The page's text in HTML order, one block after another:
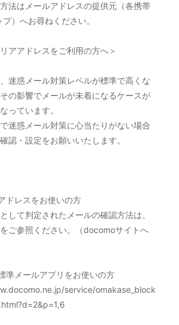
法はメールアドレスの提供元（各携帯
）へお尋ねください。
アアドレスをご利用の方へ＞
迷惑メール対策レベルが標準で高くな
の影響でメールが未着になるケースが
っています。
迷惑メール対策に心当たりがない場合
認・設定をお願いいたします。
ドレスをお使いの方
して判定されたメールの確認方法は、
ご参照ください。（docomoサイトへ
準メールアプリをお使いの方
service/omakase_block